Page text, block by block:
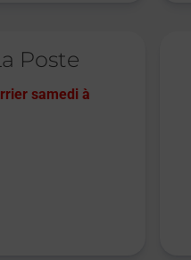
Poste
samedi à